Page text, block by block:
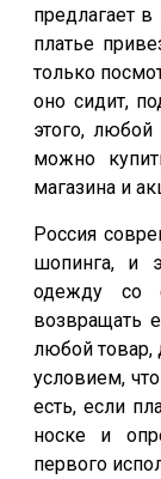
предлагает
платье
только
оно сидит,
этого,
можно
магазина и
Россия
шопинга, и
одежду со
возвращать
любой товар,
условием,
есть, если
носке и
первого